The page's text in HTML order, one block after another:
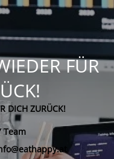
FÜR
DICH ZURÜCK!
Team